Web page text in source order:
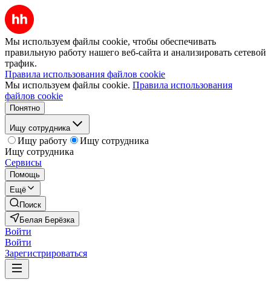
Мы используем файлы cookie, чтобы обеспечивать
правильную работу нашего веб-сайта и анализировать сетевой
трафик.
Правила использования файлов cookie
Мы используем файлы cookie. Правила использования
файлов cookie
Понятно
Ищу сотрудника
Ищу работу
Ищу сотрудника
Ищу сотрудника
Сервисы
Помощь
Ещё
Поиск
Белая Берёзка
Войти
Войти
Зарегистрироваться